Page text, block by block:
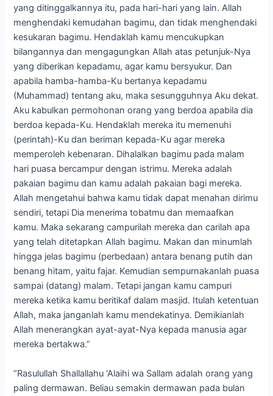
yang ditinggalkannya itu, pada hari-hari yang lain. Allah
menghendaki kemudahan bagimu, dan tidak menghendaki
kesukaran bagimu. Hendaklah kamu mencukupkan
bilangannya dan mengagungkan Allah atas petunjuk-Nya
yang diberikan kepadamu, agar kamu bersyukur. Dan
apabila hamba-hamba-Ku bertanya kepadamu
(Muhammad) tentang aku, maka sesungguhnya Aku dekat.
Aku kabulkan permohonan orang yang berdoa apabila dia
berdoa kepada-Ku. Hendaklah mereka itu memenuhi
(perintah)-Ku dan beriman kepada-Ku agar mereka
memperoleh kebenaran. Dihalalkan bagimu pada malam
hari puasa bercampur dengan istrimu. Mereka adalah
pakaian bagimu dan kamu adalah pakaian bagi mereka.
Allah mengetahui bahwa kamu tidak dapat menahan dirimu
sendiri, tetapi Dia menerima tobatmu dan memaafkan
kamu. Maka sekarang campurilah mereka dan carilah apa
yang telah ditetapkan Allah bagimu. Makan dan minumlah
hingga jelas bagimu (perbedaan) antara benang putih dan
benang hitam, yaitu fajar. Kemudian sempurnakanlah puasa
sampai (datang) malam. Tetapi jangan kamu campuri
mereka ketika kamu beritikaf dalam masjid. Itulah ketentuan
Allah, maka janganlah kamu mendekatinya. Demikianlah
Allah menerangkan ayat-ayat-Nya kepada manusia agar
mereka bertakwa.”
“Rasulullah Shallallahu ‘Alaihi wa Sallam adalah orang yang
paling dermawan. Beliau semakin dermawan pada bulan